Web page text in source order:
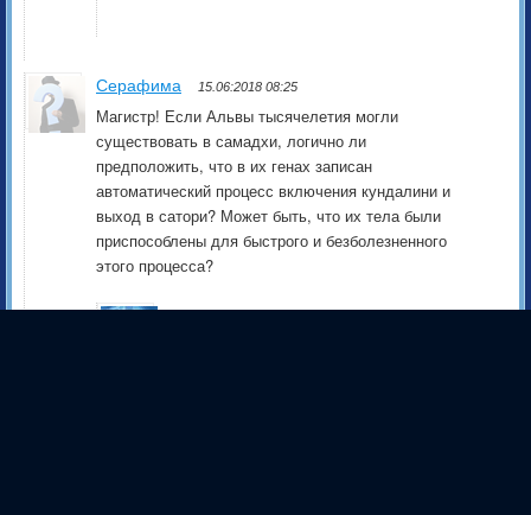
Серафима 15.06:2018 08:25
Магистр! Если Альвы тысячелетия могли
существовать в самадхи, логично ли
предположить, что в их генах записан
автоматический процесс включения кундалини и
выход в сатори? Может быть, что их тела были
приспособлены для быстрого и безболезненного
этого процесса?
Магистр